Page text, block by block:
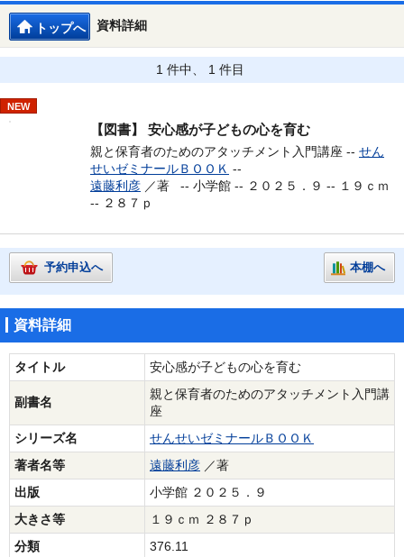
資料詳細
トップへ
1 件中、 1 件目
NEW
【図書】 安心感が子どもの心を育む
親と保育者のためのアタッチメント入門講座 -- せん
せいゼミナールＢＯＯＫ --
遠藤利彦 ／著 -- 小学館 -- ２０２５．９ -- １９ｃｍ
-- ２８７ｐ
予約申込へ 本棚へ
資料詳細
タイトル 安心感が子どもの心を育む
副書名
親と保育者のためのアタッチメント入門講
座
シリーズ名
せんせいゼミナールＢＯＯＫ
著者名等
遠藤利彦 ／著
出版
小学館 ２０２５．９
大きさ等
１９ｃｍ ２８７ｐ
分類
376.11